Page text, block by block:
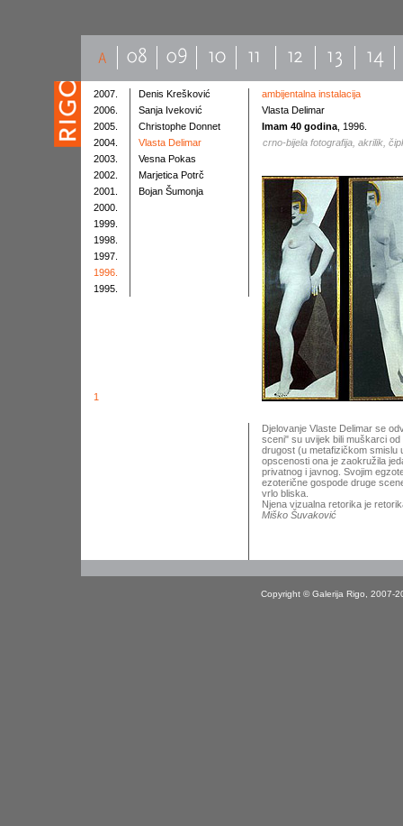
2007.
2006.
2005.
2004.
2003.
2002.
2001.
2000.
1999.
1998.
1997.
1996.
1995.
Denis Krešković
Sanja Iveković
Christophe Donnet
Vlasta Delimar
Vesna Pokas
Marjetica Potrč
Bojan Šumonja
1
ambijentalna instalacija
Vlasta Delimar
Imam 40 godina , 1996.
crno-bijela fotografija, akrilik,
Djelovanje Vlaste Delimar se
sceni" su uvijek bili muškarci
drugost (u metafizičkom smislu
opscenosti ona je zaokružila
privatnog i javnog. Svojim
ezoterične gospode druge
vrlo bliska.
Njena vizualna retorika je
Miško Šuvaković
Copyright © Galerija Rigo, 2007-